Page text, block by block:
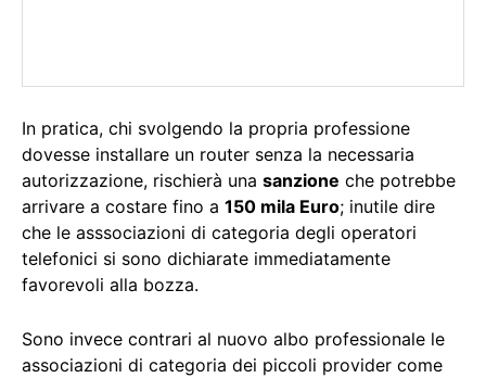
In pratica, chi svolgendo la propria professione
dovesse installare un router senza la necessaria
autorizzazione, rischierà una sanzione che potrebbe
arrivare a costare fino a 150 mila Euro; inutile dire
che le asssociazioni di categoria degli operatori
telefonici si sono dichiarate immediatamente
favorevoli alla bozza.
Sono invece contrari al nuovo albo professionale le
associazioni di categoria dei piccoli provider come